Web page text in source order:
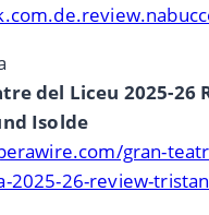
del Liceu 2025-26
Isolde
gran-
2025-26-review-